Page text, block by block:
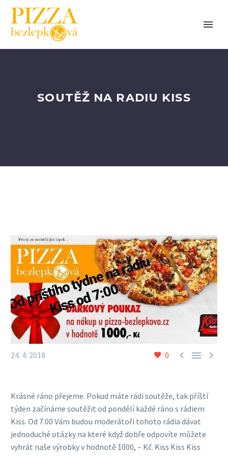
SOUTĚŽ NA RADIU KISS
0   
24. 4. 2018
Krásné ráno přejeme. Pokud máte rádi soutěže, tak příští
týden začínáme soutěžit od pondělí každé ráno s rádiem
Kiss. Od 7.00 Vám budou moderátoři tohoto rádia dávat
jednoduché otázky na které když dobře odpovíte můžete
vyhrát naše výrobky v hodnotě 1000, – Kč. Kiss Kiss Kiss